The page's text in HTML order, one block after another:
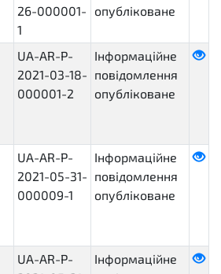
26-000001-
1
опубліковане
UA-AR-P-
2021-03-18-
000001-2
Інформаційне
повідомлення
опубліковане
UA-AR-P-
2021-05-31-
000009-1
Інформаційне
повідомлення
опубліковане
UA-AR-P-
Інформаційне